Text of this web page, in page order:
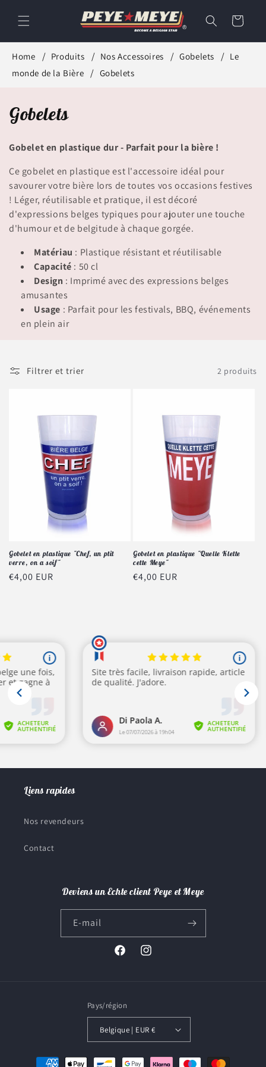
passer
au
Panier
Home Produits Nos Accessoires Gobelets
Le
monde de la Bière
Gobelets
C
l
e
c
Gobelets
Gobelet en plastique dur - Parfait pour la bière !
Ce gobelet en plastique est l'accessoire idéal pour
savourer votre bière lors de toutes vos occasions festives
! Léger, réutilisable et pratique, il est décoré
d'expressions belges typiques pour ajouter une touche
d'humour et de belgitude à chaque gorgée.
Matériau : Plastique résistant et réutilisable
Capacité : 50 cl
Design : Imprimé avec des expressions belges
amusantes
Usage : Parfait pour les festivals, BBQ, événements
en plein air
Filtrer et trier 2 produits
Gobelet en plastique "Chef, un ptit
verre, on a soif"
Prix
€4,00 EUR
Gobelet en plastique "Quelle Klette
cette Meye"
Prix
€4,00 EUR
Liens rapides
Nos revendeurs
Contact
Deviens un Echte client Peye et Meye
E-mail
FacebookInstagram
Pays/région
Belgique | EUR €
Moyens